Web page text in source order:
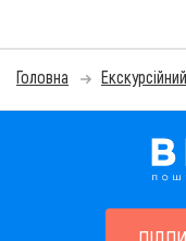
Головна